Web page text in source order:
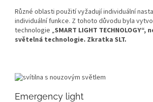
Různé oblasti použití vyžadují individuální
individuální funkce. Z tohoto důvodu byla
technologie „SMART LIGHT
světelná technologie. Zkratka SLT.
Emergency light